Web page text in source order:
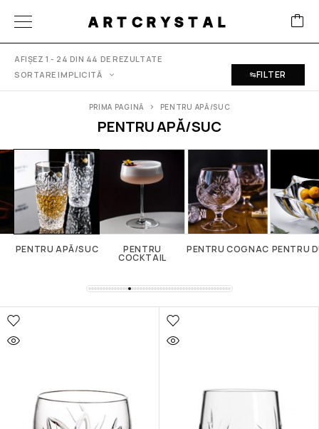
ARTCRYSTAL
AFIȘEZ 1 - 24 DIN 44 DE REZULTATE
FILTER
PENTRU APĂ/SUC
PRIMA PAGINĂ PENTRU APĂ/SUC
PENTRU APĂ/SUC PENTRU
COCKTAIL
PENTRU COGNAC PENTRU